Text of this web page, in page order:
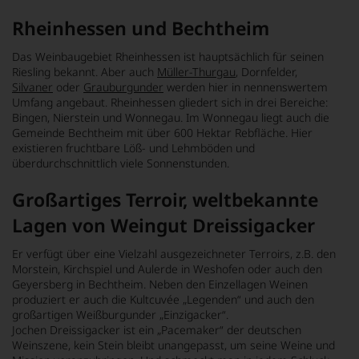
Rheinhessen und Bechtheim
Das Weinbaugebiet Rheinhessen ist hauptsächlich für seinen
Riesling bekannt. Aber auch Müller-Thurgau , Dornfelder,
Silvaner oder Grauburgunder werden hier in nennenswertem
Umfang angebaut. Rheinhessen gliedert sich in drei Bereiche:
Bingen, Nierstein und Wonnegau. Im Wonnegau liegt auch die
Gemeinde Bechtheim mit über 600 Hektar Rebfläche. Hier
existieren fruchtbare Löß- und Lehmböden und
überdurchschnittlich viele Sonnenstunden.
Großartiges Terroir, weltbekannte
Lagen von Weingut Dreissigacker
Er verfügt über eine Vielzahl ausgezeichneter Terroirs, z.B. den
Morstein, Kirchspiel und Aulerde in Weshofen oder auch den
Geyersberg in Bechtheim. Neben den Einzellagen Weinen
produziert er auch die Kultcuvée „Legenden“ und auch den
großartigen Weißburgunder „Einzigacker“.
Jochen Dreissigacker ist ein „Pacemaker“ der deutschen
Weinszene, kein Stein bleibt unangepasst, um seine Weine und